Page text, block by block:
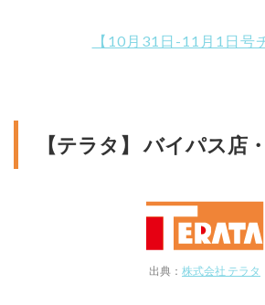
【10月31日-11月1日号
【テラタ】 バイパス店
出典： 株式会社 テラタ